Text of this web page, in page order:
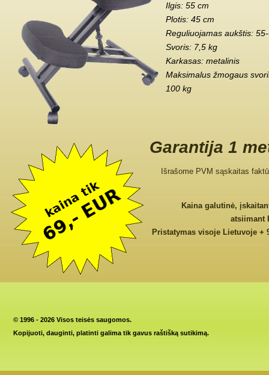
Ilgis: 55 cm
Plotis: 45 cm
Reguliuojamas aukštis:
Svoris: 7,5 kg
Karkasas: metalinis
Maksimalus žmogaus
100 kg
Garantija 1
Išrašome PVM sąskaitas
Kaina galutinė,
atsiimant
Pristatymas visoje Lietuvoje +
© 1996 - 2026 Visos teisės saugomos.
Kopijuoti, dauginti, platinti galima tik gavus raštišką sutikimą.